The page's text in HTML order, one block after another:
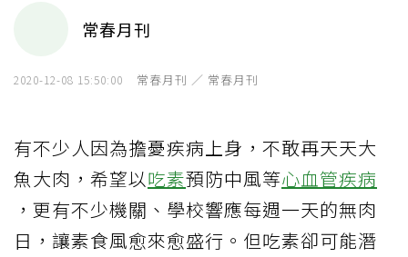
常春月刊
2020-12-08 15:50:00 常春月刊 ／ 常春月刊
有不少人因為擔憂疾病上身，不敢再天天大
魚大肉，希望以吃素預防中風等心血管疾病
，更有不少機關、學校響應每週一天的無肉
日，讓素食風愈來愈盛行。但吃素卻可能潛